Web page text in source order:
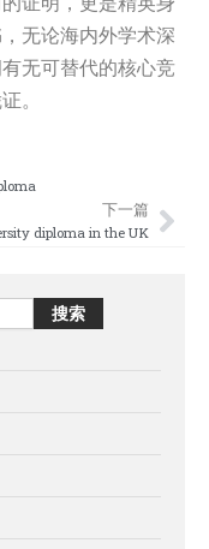
无论海内外学术深
无可替代的核心竞
。
下一篇
diploma in the UK
搜索